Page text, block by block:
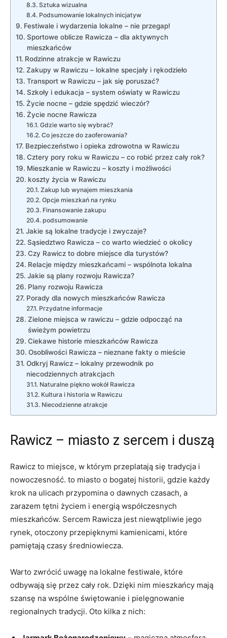
Sztuka wizualna
Podsumowanie lokalnych inicjatyw
Festiwale i wydarzenia lokalne – nie przegap!
Sportowe oblicze Rawicza – dla aktywnych
mieszkańców
Rodzinne atrakcje w Rawiczu
Zakupy w Rawiczu – lokalne specjały i rękodzieło
Transport w Rawiczu – jak się poruszać?
Szkoły i edukacja – system oświaty w Rawiczu
Życie nocne – gdzie spędzić wieczór?
Życie nocne Rawicza
Gdzie warto się wybrać?
Co jeszcze do zaoferowania?
Bezpieczeństwo i opieka zdrowotna w Rawiczu
Cztery pory roku w Rawiczu – co robić przez cały rok?
Mieszkanie w Rawiczu – koszty i możliwości
koszty życia w Rawiczu
Zakup lub wynajem mieszkania
Opcje mieszkań na rynku
Finansowanie zakupu
podsumowanie
Jakie są lokalne tradycje i zwyczaje?
Sąsiedztwo Rawicza – co warto wiedzieć o okolicy
Czy Rawicz to dobre miejsce dla turystów?
Relacje między mieszkańcami – wspólnota lokalna
Jakie są plany rozwoju Rawicza?
Plany rozwoju Rawicza
Porady dla nowych mieszkańców Rawicza
Przydatne informacje
Zielone miejsca w rawiczu – gdzie odpocząć na
świeżym powietrzu
Ciekawe historie mieszkańców Rawicza
Osobliwości Rawicza – nieznane fakty o mieście
Odkryj Rawicz – lokalny przewodnik po
niecodziennych atrakcjach
Naturalne piękno wokół Rawicza
Kultura i historia w Rawiczu
Niecodzienne atrakcje
Rawicz – miasto z sercem i duszą
Rawicz to miejsce, w którym przeplatają się tradycja i
nowoczesność. to miasto o bogatej historii, gdzie każdy
krok na ulicach przypomina o dawnych czasach, a
zarazem tętni życiem i energią współczesnych
mieszkańców. Sercem Rawicza jest niewątpliwie jego
rynek, otoczony przepięknymi kamienicami, które
pamiętają czasy średniowiecza.
Warto zwrócić uwagę na lokalne festiwale, które
odbywają się przez cały rok. Dzięki nim mieszkańcy mają
szansę na wspólne świętowanie i pielęgnowanie
regionalnych tradycji. Oto kilka z nich: